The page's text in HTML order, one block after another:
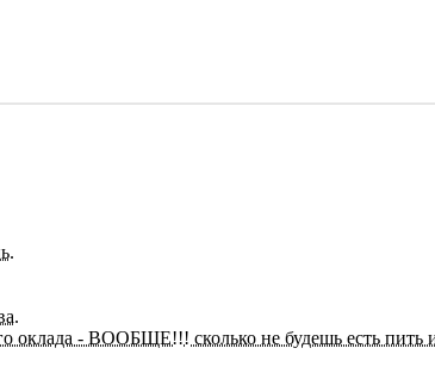
оклада - ВООБЩЕ!!! сколько не будешь есть пить